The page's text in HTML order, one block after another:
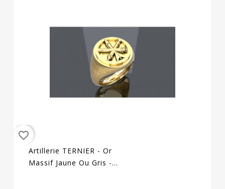
favorite_border
Artillerie TERNIER - Or
Massif Jaune Ou Gris -